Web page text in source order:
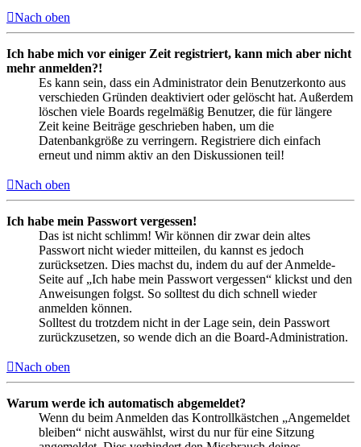
Nach oben
Ich habe mich vor einiger Zeit registriert, kann mich aber nicht
mehr anmelden?!
Es kann sein, dass ein Administrator dein Benutzerkonto aus
verschieden Gründen deaktiviert oder gelöscht hat. Außerdem
löschen viele Boards regelmäßig Benutzer, die für längere
Zeit keine Beiträge geschrieben haben, um die
Datenbankgröße zu verringern. Registriere dich einfach
erneut und nimm aktiv an den Diskussionen teil!
Nach oben
Ich habe mein Passwort vergessen!
Das ist nicht schlimm! Wir können dir zwar dein altes
Passwort nicht wieder mitteilen, du kannst es jedoch
zurücksetzen. Dies machst du, indem du auf der Anmelde-
Seite auf „Ich habe mein Passwort vergessen“ klickst und den
Anweisungen folgst. So solltest du dich schnell wieder
anmelden können.
Solltest du trotzdem nicht in der Lage sein, dein Passwort
zurückzusetzen, so wende dich an die Board-Administration.
Nach oben
Warum werde ich automatisch abgemeldet?
Wenn du beim Anmelden das Kontrollkästchen „Angemeldet
bleiben“ nicht auswählst, wirst du nur für eine Sitzung